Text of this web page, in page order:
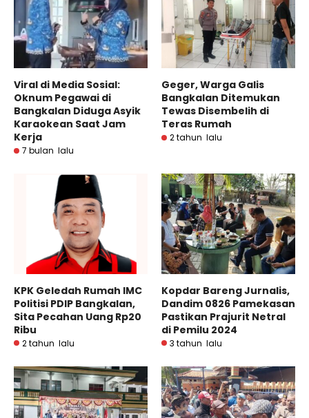
Viral di Media Sosial:
Oknum Pegawai di
Bangkalan Diduga Asyik
Karaokean Saat Jam
Kerja
7 bulan lalu
Geger, Warga Galis
Bangkalan Ditemukan
Tewas Disembelih di
Teras Rumah
2 tahun lalu
KPK Geledah Rumah IMC
Politisi PDIP Bangkalan,
Sita Pecahan Uang Rp20
Ribu
2 tahun lalu
Kopdar Bareng Jurnalis,
Dandim 0826 Pamekasan
Pastikan Prajurit Netral
di Pemilu 2024
3 tahun lalu